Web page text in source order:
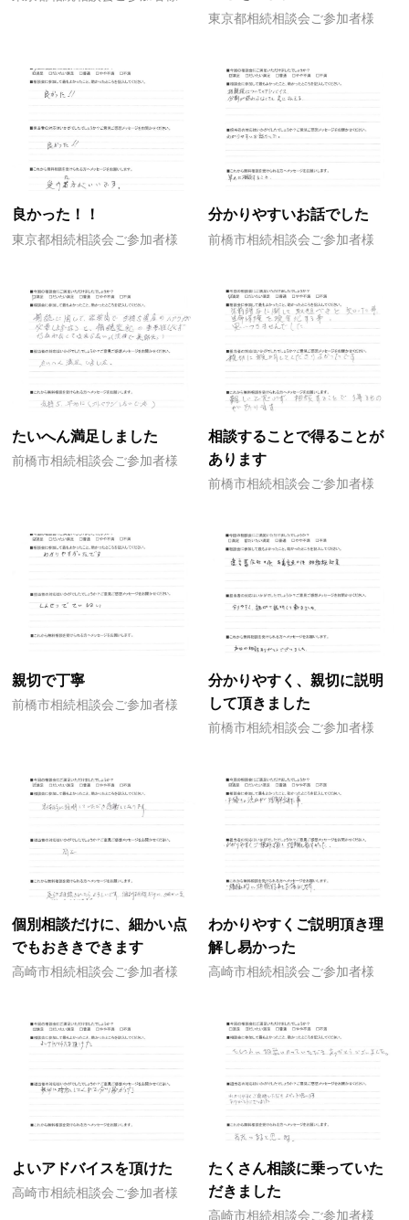
東京都相続相談会ご参加者様
良かった！！
東京都相続相談会ご参加者様
分かりやすいお話でした
前橋市相続相談会ご参加者様
たいへん満足しました
前橋市相続相談会ご参加者様
相談することで得ることが
あります
前橋市相続相談会ご参加者様
親切で丁寧
前橋市相続相談会ご参加者様
分かりやすく、親切に説明
して頂きました
前橋市相続相談会ご参加者様
個別相談だけに、細かい点
でもおききできます
高崎市相続相談会ご参加者様
わかりやすくご説明頂き理
解し易かった
高崎市相続相談会ご参加者様
よいアドバイスを頂けた
高崎市相続相談会ご参加者様
たくさん相談に乗っていた
だきました
高崎市相続相談会ご参加者様